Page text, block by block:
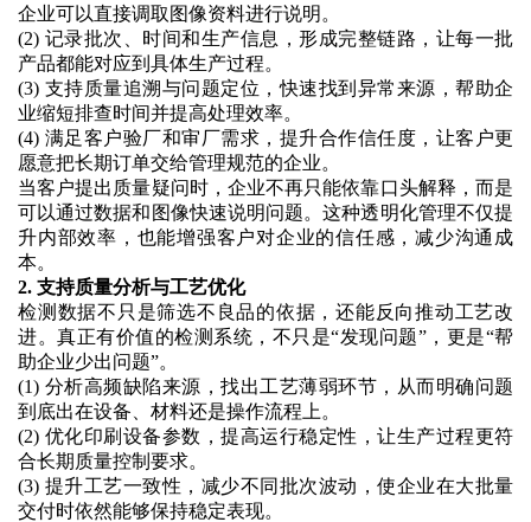
企业可以直接调取图像资料进行说明。
(2) 记录批次、时间和生产信息，形成完整链路，让每一批
产品都能对应到具体生产过程。
(3) 支持质量追溯与问题定位，快速找到异常来源，帮助企
业缩短排查时间并提高处理效率。
(4) 满足客户验厂和审厂需求，提升合作信任度，让客户更
愿意把长期订单交给管理规范的企业。
当客户提出质量疑问时，企业不再只能依靠口头解释，而是
可以通过数据和图像快速说明问题。这种透明化管理不仅提
升内部效率，也能增强客户对企业的信任感，减少沟通成
本。
2. 支持质量分析与工艺优化
检测数据不只是筛选不良品的依据，还能反向推动工艺改
进。真正有价值的检测系统，不只是“发现问题”，更是“帮
助企业少出问题”。
(1) 分析高频缺陷来源，找出工艺薄弱环节，从而明确问题
到底出在设备、材料还是操作流程上。
(2) 优化印刷设备参数，提高运行稳定性，让生产过程更符
合长期质量控制要求。
(3) 提升工艺一致性，减少不同批次波动，使企业在大批量
交付时依然能够保持稳定表现。